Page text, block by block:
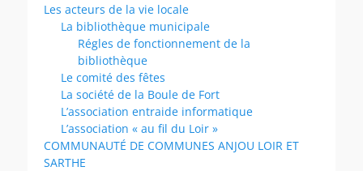
Les acteurs de la vie locale
La bibliothèque municipale
Régles de fonctionnement de la
bibliothèque
Le comité des fêtes
La société de la Boule de Fort
L’association entraide informatique
L’association « au fil du Loir »
COMMUNAUTÉ DE COMMUNES ANJOU LOIR ET
SARTHE